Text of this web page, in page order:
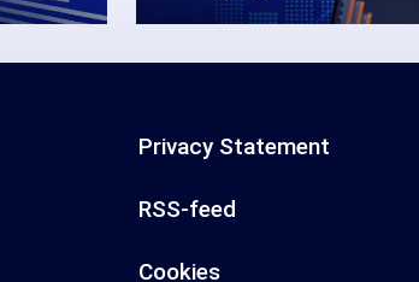
Privacy Statement
RSS-feed
Cookies